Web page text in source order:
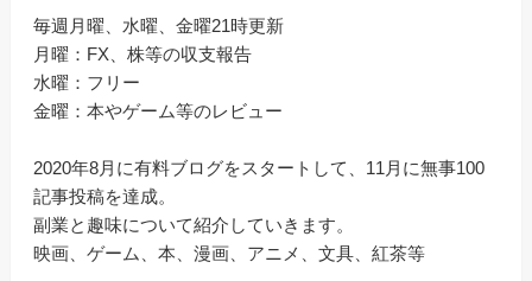
毎週月曜、水曜、金曜21時更新
月曜：FX、株等の収支報告
水曜：フリー
金曜：本やゲーム等のレビュー
2020年8月に有料ブログをスタートして、11月に無事100
記事投稿を達成。
副業と趣味について紹介していきます。
映画、ゲーム、本、漫画、アニメ、文具、紅茶等